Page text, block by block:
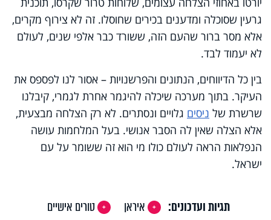
גרעין שסוכלה ומדענים בכירים שחוסלו. זה לא צירוף מקרים,
אלא מסר ברור שהעם הזה, ששורד כבר אלפי שנים, לעולם
לא יעמוד לבד.
בין כל הדיווחים, הנתונים והפרשנויות – אסור לנו לפספס את
העיקר. בתוך מערכה שיכלה להיגמר אחרת לגמרי, קיבלנו
שרשרת של ניסים גלויים ונסתרים. לא רק הצלחה מבצעית,
אלא הצלה שאין לה הסבר אנושי. בעל המלחמות עושה
הנפלאות הראה לעולם כולו מי הוא זה ששומר על עם
ישראל.
תגיות ועדכונים: איראן
טורים אישיים